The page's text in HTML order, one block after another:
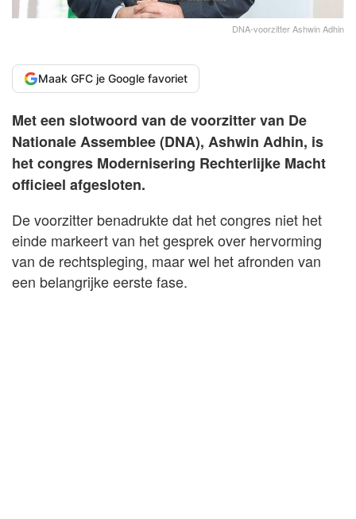
DNA-voorzitter Ashwin Adhin
Maak GFC je Google favoriet
Met een slotwoord van de voorzitter van De
Nationale Assemblee (DNA), Ashwin Adhin, is
het congres Modernisering Rechterlijke Macht
officieel afgesloten.
De voorzitter benadrukte dat het congres niet het
einde markeert van het gesprek over hervorming
van de rechtspleging, maar wel het afronden van
een belangrijke eerste fase.